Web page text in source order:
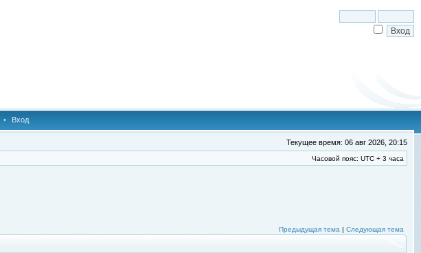
• Вход
Текущее время: 06 авг 2026, 20:15
Часовой пояс: UTC + 3 часа
Предыдущая тема | Следующая тема